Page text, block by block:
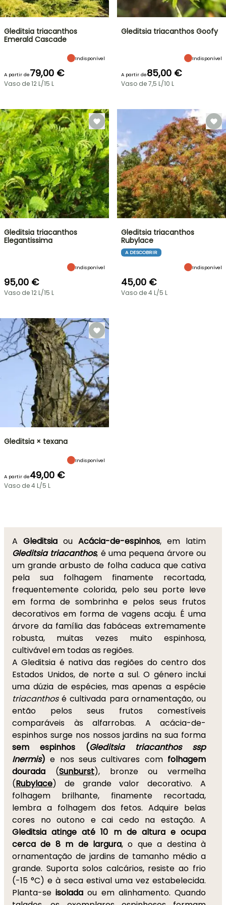
Gleditsia triacanthos
Emerald Cascade
Indisponível
A partir de79,00 €
Vaso de 12 L/15 L
Gleditsia triacanthos Goofy
Indisponível
A partir de85,00 €
Vaso de 7,5 L/10 L
Gleditsia triacanthos
Elegantissima
Indisponível
95,00 €
Vaso de 12 L/15 L
Gleditsia triacanthos
Rubylace
A DESCOBRIR
Indisponível
45,00 €
Vaso de 4 L/5 L
Gleditsia × texana
Indisponível
A partir de49,00 €
Vaso de 4 L/5 L
A Gleditsia ou Acácia-de-espinhos, em latim
Gleditsia triacanthos, é uma pequena árvore ou
um grande arbusto de folha caduca que cativa
pela sua folhagem finamente recortada,
frequentemente colorida, pelo seu porte leve
em forma de sombrinha e pelos seus frutos
decorativos em forma de vagens acaju. É uma
árvore da família das fabáceas extremamente
robusta, muitas vezes muito espinhosa,
cultivável em todas as regiões.
A Gleditsia é nativa das regiões do centro dos
Estados Unidos, de norte a sul. O género inclui
uma dúzia de espécies, mas apenas a espécie
triacanthosé cultivada para ornamentação, ou
então pelos seus frutos comestíveis
comparáveis às alfarrobas. A acácia-de-
espinhos surge nos nossos jardins na sua forma
sem espinhos (Gleditsia triacanthos ssp
Inermis)e nos seus cultivares com folhagem
dourada (Sunburst), bronze ou vermelha
(Rubylace) de grande valor decorativo. A
folhagem brilhante, finamente recortada,
lembra a folhagem dos fetos. Adquire belas
cores no outono e cai cedo na estação. A
Gleditsia atinge até 10 m de altura e ocupa
cerca de 8 m de largura, o que a destina à
ornamentação de jardins de tamanho médio a
grande. Suporta solos calcários, resiste ao frio
(-15 °C) e à seca estival uma vez estabelecida.
Planta-seisolada ou em alinhamento. Quando